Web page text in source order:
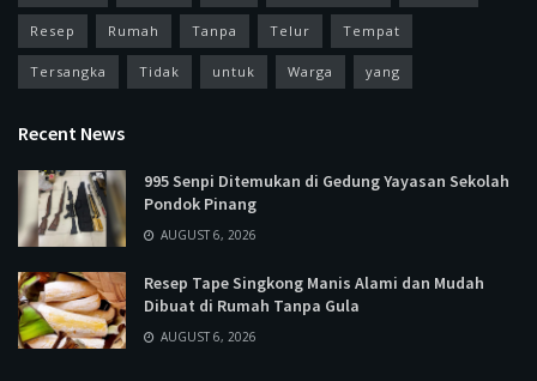
Resep Rumah Tanpa Telur Tempat
Tersangka Tidak untuk Warga yang
Recent News
995 Senpi Ditemukan di Gedung Yayasan Sekolah
Pondok Pinang
AUGUST 6, 2026
Resep Tape Singkong Manis Alami dan Mudah
Dibuat di Rumah Tanpa Gula
AUGUST 6, 2026